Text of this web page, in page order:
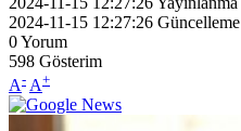
2024-11-15 12:27:26 Güncelleme
0Yorum
598 Gösterim
A- A+